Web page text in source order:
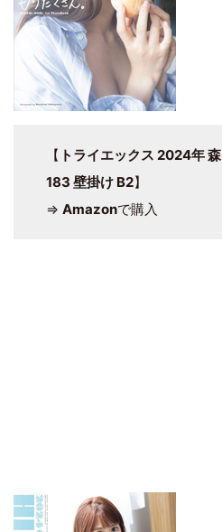
【 トライエックス 2024年
183 壁掛け B2】
⇒ Amazonで購入